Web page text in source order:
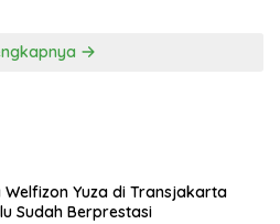
Yuza di Transjakarta
Sudah Berprestasi